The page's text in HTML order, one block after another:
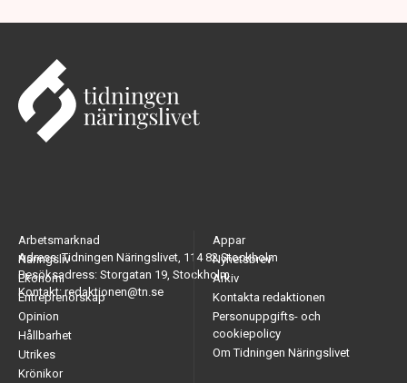
Adress: Tidningen Näringslivet, 114 82 Stockholm
Besöksadress: Storgatan 19, Stockholm
Kontakt: redaktionen@tn.se
Arbetsmarknad
Näringsliv
Ekonomi
Entreprenörskap
Opinion
Hållbarhet
Utrikes
Krönikor
Appar
Nyhetsbrev
Arkiv
Kontakta redaktionen
Personuppgifts- och
cookiepolicy
Om Tidningen Näringslivet